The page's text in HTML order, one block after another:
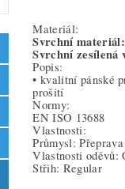
Materiál:
Svrchní materiál:
Svrchní zesílená
Popis:
• kvalitní pánské
prošití
Normy:
EN ISO 13688
Vlastnosti:
Průmysl:
Vlastnosti oděvů:
Střih: Regular